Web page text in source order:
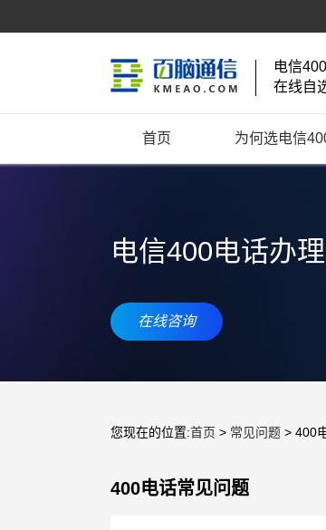
电信
在线自
首页 为何选电信
电信400电话办
在线咨询
您现在的位置:首页 > 常见问题 > 400
400电话常见问题